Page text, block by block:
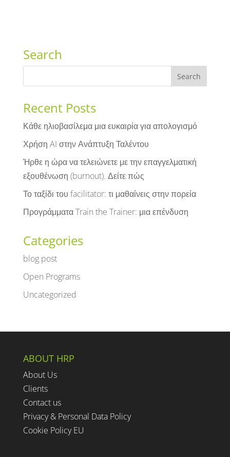
Search
Recent Posts
Κάθε ηλιοβασίλεμα μια ευκαιρία για απολογισμό
Χρήση AI στην Ανάπτυξη Ταλέντου
Ήρθε η ώρα να τελειώνετε με την επαγγελματική
εξουθένωση (burnout). Δείτε πώς
Το ταξίδι του facilitator: τι μαθαίνεις στην πορεία
Προγράμματα Train the Trainer: μια επένδυση
Categories
blog post
Open Programs
Uncategorized
ABOUT HRP
About Us
Clients
Contact us
Privacy & Personal Data Policy
Cookie Policy EU